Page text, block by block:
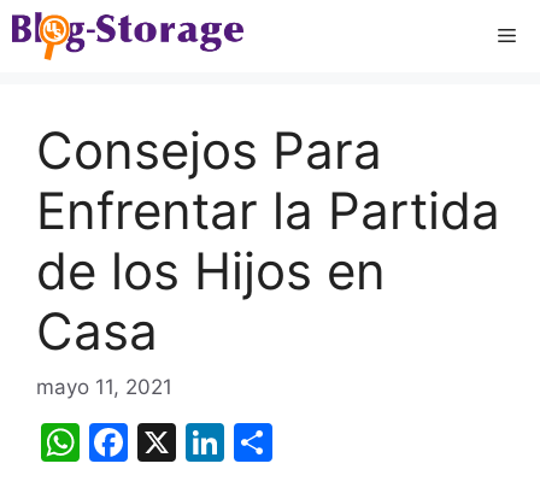
Saltar
al
Consejos Para
Enfrentar la Partida
de los Hijos en
Casa
mayo 11, 2021
W F
X
Li